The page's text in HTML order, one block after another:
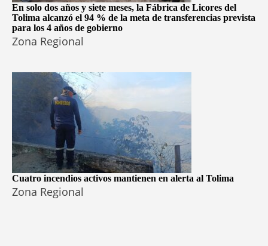
En solo dos años y siete meses, la Fábrica de Licores del
Tolima alcanzó el 94 % de la meta de transferencias prevista
para los 4 años de gobierno
Zona Regional
Cuatro incendios activos mantienen en alerta al Tolima
Zona Regional